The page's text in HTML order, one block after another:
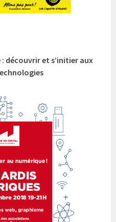
découvrir et s’initier aux